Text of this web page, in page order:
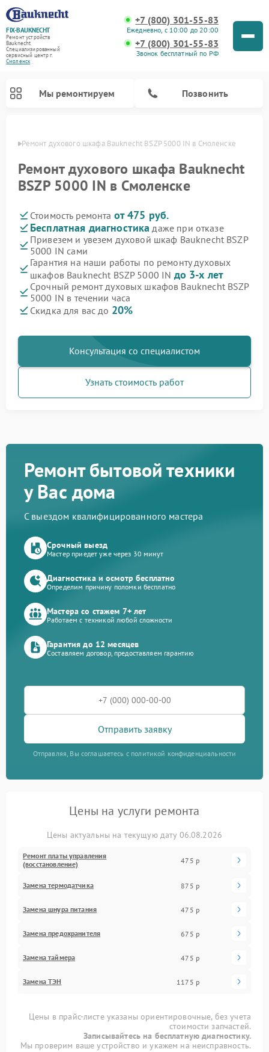
FIX-BAUKNECHT
Ремонт устройств
Bauknecht
Специализированный
cервисный центр г.
Смоленск
+7 (800) 301-55-83
Ежедневно, с 10:00 до 20:00
+7 (800) 301-55-83
Звонок бесплатный по РФ
Мы ремонтируем Позвонить
Ремонт духового шкафа Bauknecht BSZP 5000 IN в Смоленске
Ремонт духового шкафа Bauknecht
BSZP 5000 IN в Смоленске
Стоимость ремонта от 475 руб.
Бесплатная диагностика даже при отказе
Привезем и увезем духовой шкаф Bauknecht BSZP
5000 IN сами
Гарантия на наши работы по ремонту духовых
шкафов Bauknecht BSZP 5000 IN до 3-х лет
Срочный ремонт духовых шкафов Bauknecht BSZP
5000 IN в течении часа
Скидка для вас до 20%
Консультация со специалистом
Узнать стоимость работ
Ремонт бытовой техники
у Вас дома
С выездом квалифицированного мастера
Срочный выезд
Мастер приедет уже через 30 минут
Диагностика и осмотр бесплатно
Определим причину поломки бесплатно
Мастера со стажем 7+ лет
Работаем с техникой любой сложности
Гарантия до 12 месяцев
Составляем договор, предоставляем гарантию
Отправить заявку
Отправляя, Вы соглашаетесь с политикой конфиденциальности
Цены на услуги ремонта
Цены актуальны на текущую дату 06.08.2026
Ремонт платы управления
(восстановление)
475 р
Замена термодатчика 875 р
Замена шнура питания 475 р
Замена предохранителя 675 р
Замена таймера 475 р
Замена ТЭН 1175 р
Цены в прайс-листе указаны ориентировочные, без учета
стоимости запчастей.
Записывайтесь на бесплатную диагностику.
Мы проверим ваше устройство и укажем на неисправность.